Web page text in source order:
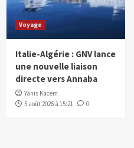
Voyage
Italie-Algérie : GNV lance
une nouvelle liaison
directe vers Annaba
Yanis Kacem
5 août 2026 à 15:21
0